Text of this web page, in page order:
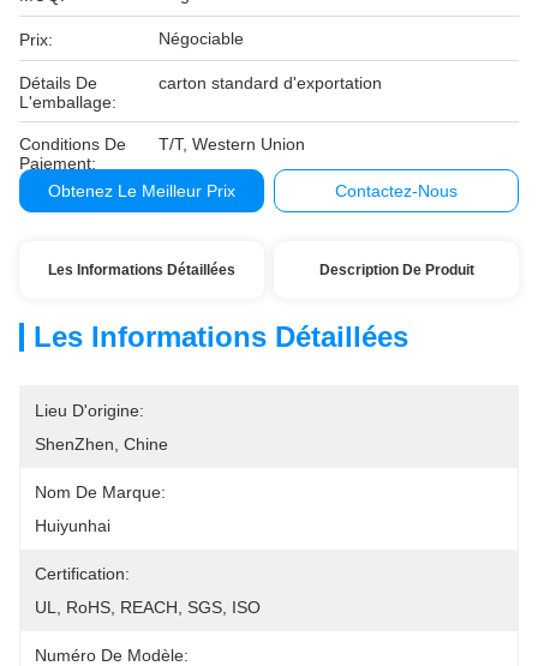
Prix: Négociable
Détails De
L'emballage:
carton standard d'exportation
Conditions De
Paiement:
T/T, Western Union
Obtenez Le Meilleur Prix Contactez-Nous
Les Informations Détaillées Description De Produit
Les Informations Détaillées
Lieu D'origine:
ShenZhen, Chine
Nom De Marque:
Huiyunhai
Certification:
UL, RoHS, REACH, SGS, ISO
Numéro De Modèle: